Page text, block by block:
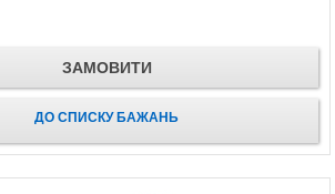
ЗАМОВИТИ
ДО СПИСКУ БАЖАНЬ